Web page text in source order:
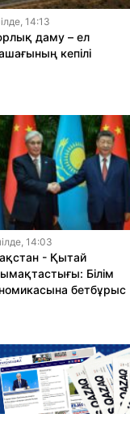
14:13
даму – ел
кепілі
14:03
- Қытай
Білім
бетбұрыс